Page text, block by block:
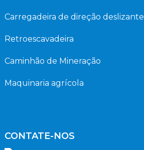
Carregadeira de direção deslizante
Retroescavadeira
Caminhão de Mineração
Maquinaria agrícola
CONTATE-NOS